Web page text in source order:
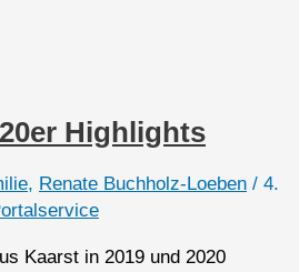
Highlights
, Renate Buchholz-Loeben / 4.
Kaarst in 2019 und 2020